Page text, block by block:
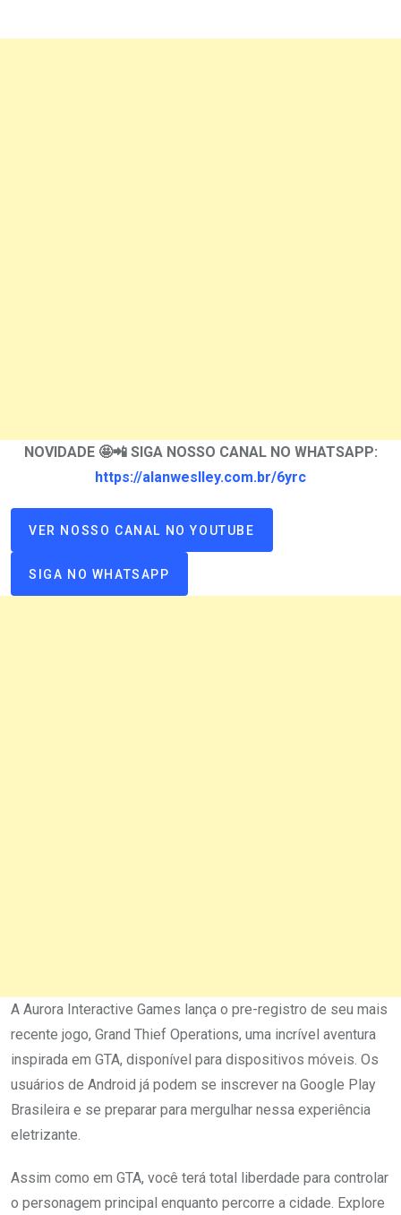
NOVIDADE 🤩📲 SIGA NOSSO CANAL NO WHATSAPP:
https://alanweslley.com.br/6yrc
VER NOSSO CANAL NO YOUTUBE
SIGA NO WHATSAPP
A Aurora Interactive Games lança o pre-registro de seu mais
recente jogo, Grand Thief Operations, uma incrível aventura
inspirada em GTA, disponível para dispositivos móveis. Os
usuários de Android já podem se inscrever na Google Play
Brasileira e se preparar para mergulhar nessa experiência
eletrizante.
Assim como em GTA, você terá total liberdade para controlar
o personagem principal enquanto percorre a cidade. Explore